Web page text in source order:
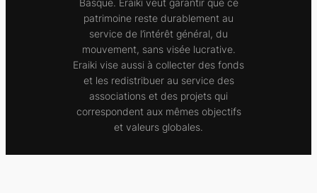
patrimoine reste durablement au
service de l’intérêt général, du
mouvement, sans visée lucrative.
Eraiki vise aussi à collecter des fonds
et les redistribuer au service des
associations et des projets qui
correspondent aux mêmes objectifs
et valeurs globales.